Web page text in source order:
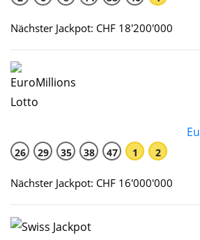
Nächster Jackpot: CHF 18'200'000
26 29 35 38 47 1 2
Nächster Jackpot: CHF 16'000'000